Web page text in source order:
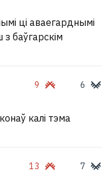
ці аваегарднымі
баўгарскім
9 6
калі тэма
13 7